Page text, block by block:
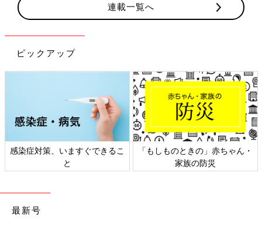
連載一覧へ
ピックアップ
感染症対策、いますぐできるこ
と
「もしものときの」赤ちゃん・
家族の防災
最新号